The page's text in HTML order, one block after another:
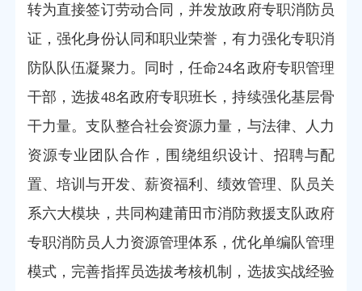
转为直接签订劳动合同，并发放政府专职消防员
证，强化身份认同和职业荣誉，有力强化专职消
防队队伍凝聚力。同时，任命24名政府专职管理
干部，选拔48名政府专职班长，持续强化基层骨
干力量。支队整合社会资源力量，与法律、人力
资源专业团队合作，围绕组织设计、招聘与配
置、培训与开发、薪资福利、绩效管理、队员关
系六大模块，共同构建莆田市消防救援支队政府
专职消防员人力资源管理体系，优化单编队管理
模式，完善指挥员选拔考核机制，选拔实战经验